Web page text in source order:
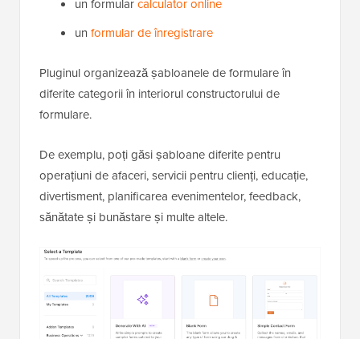
un formularcalculator online
un formular de înregistrare
Pluginul organizează șabloanele de formulare în
diferite categorii în interiorul constructorului de
formulare.
De exemplu, poți găsi șabloane diferite pentru
operațiuni de afaceri, servicii pentru clienți, educație,
divertisment, planificarea evenimentelor, feedback,
sănătate și bunăstare și multe altele.